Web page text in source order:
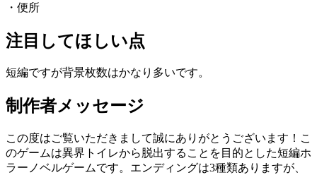
・便所
注目してほしい点
短編ですが背景枚数はかなり多いです。
制作者メッセージ
この度はご覧いただきまして誠にありがとうございます！こ
のゲームは異界トイレから脱出することを目的とした短編ホ
ラーノベルゲームです。エンディングは3種類ありますが、